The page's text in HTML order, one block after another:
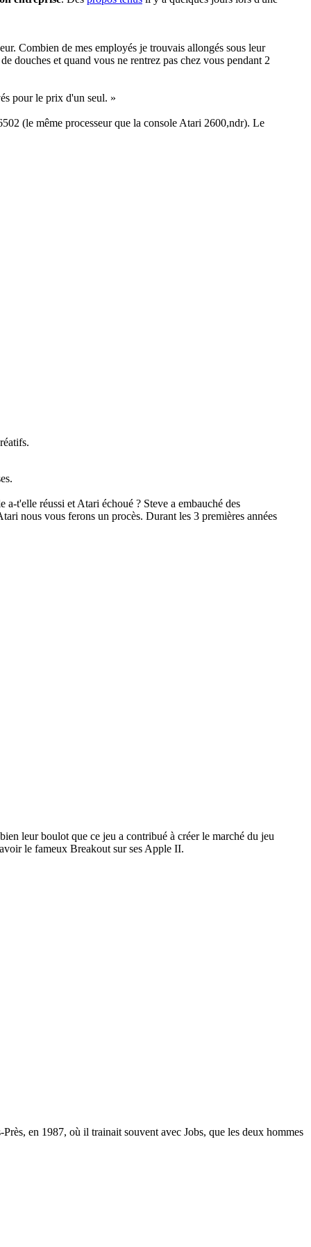
Combien de mes employés je trouvais allongés sous leur
douches et quand vous ne rentrez pas chez vous pendant 2
pour le prix d'un seul. »
(le même processeur que la console Atari 2600,ndr). Le
t'elle réussi et Atari échoué ? Steve a embauché des
nous vous ferons un procès. Durant les 3 premières années
leur boulot que ce jeu a contribué à créer le marché du jeu
le fameux Breakout sur ses Apple II.
en 1987, où il trainait souvent avec Jobs, que les deux hommes